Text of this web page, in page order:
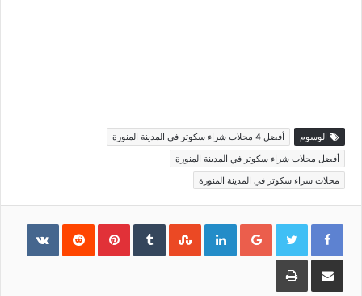
الوسوم
أفضل 4 محلات شراء سكوتر في المدينة المنورة
أفضل محلات شراء سكوتر في المدينة المنورة
محلات شراء سكوتر في المدينة المنورة
Google+
LinkedIn
Pinterest
مشاركة
البريد
طباعة